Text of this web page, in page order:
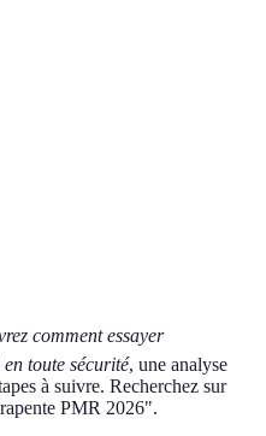
comment essayer
toute sécurité, une analyse
à suivre. Recherchez sur
PMR 2026".